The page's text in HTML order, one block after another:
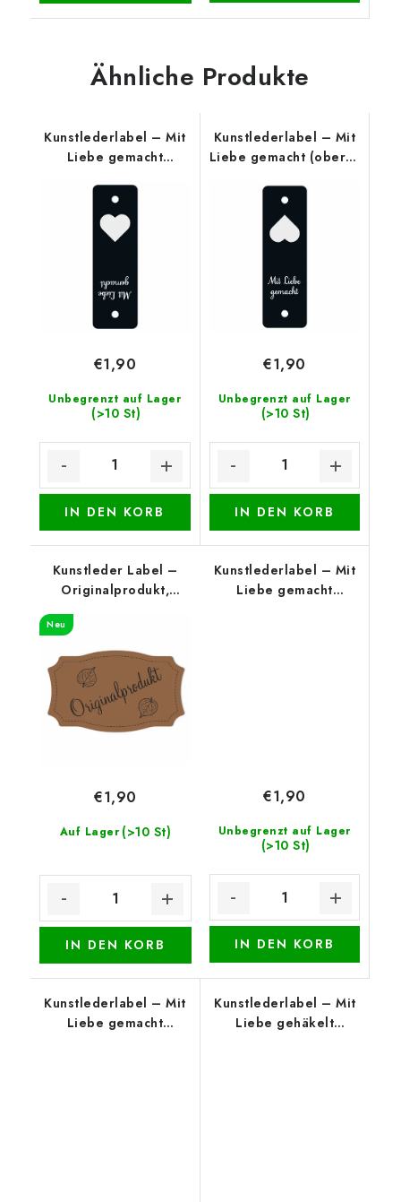
Ähnliche Produkte
Kunstlederlabel – Mit
Liebe gemacht
Schwarz
Unbegrenzt auf Lager
(>10 St)
€1,90
IN DEN KORB
Kunstlederlabel – Mit
Liebe gemacht (oberer
Unbegrenzt auf Lager
(>10 St)
€1,90
IN DEN KORB
Kunstleder Label –
Originalprodukt,
Neu
Auf Lager (>10 St)
€1,90
IN DEN KORB
Kunstlederlabel – Mit
Liebe gemacht
Unbegrenzt auf Lager
(>10 St)
€1,90
IN DEN KORB
Kunstlederlabel – Mit
Liebe gemacht
Kunstlederlabel – Mit
Liebe gehäkelt